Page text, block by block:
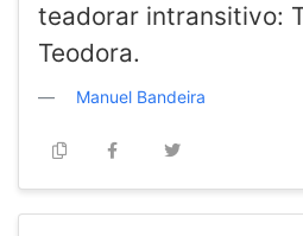
teadorar intransitivo:
Teodora.
Manuel Bandeira